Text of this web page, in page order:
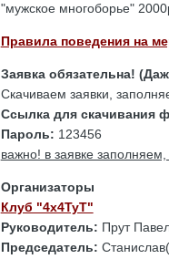
"мужское многоборье"
Правила поведения на
Заявка обязательна!
Скачиваем заявки,
Ссылка для скачивания
Пароль: 123456
важно! в заявке
Организаторы
Клуб "4х4ТуТ"
Руководитель: Прут
Председатель: